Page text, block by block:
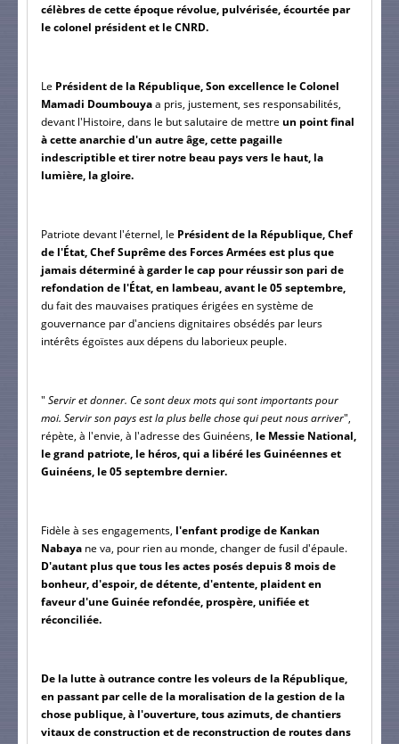
célèbres de cette époque révolue, pulvérisée, écourtée par
le colonel président et le CNRD.
Le Président de la République, Son excellence le Colonel
Mamadi Doumbouya a pris, justement, ses responsabilités,
devant l'Histoire, dans le but salutaire de mettre un point final
à cette anarchie d'un autre âge, cette pagaille
indescriptible et tirer notre beau pays vers le haut, la
lumière, la gloire.
Patriote devant l'éternel, le Président de la République, Chef
de l'État, Chef Suprême des Forces Armées est plus que
jamais déterminé à garder le cap pour réussir son pari de
refondation de l'État, en lambeau, avant le 05 septembre,
du fait des mauvaises pratiques érigées en système de
gouvernance par d'anciens dignitaires obsédés par leurs
intérêts égoïstes aux dépens du laborieux peuple.
" Servir et donner. Ce sont deux mots qui sont importants pour
moi. Servir son pays est la plus belle chose qui peut nous arriver",
répète, à l'envie, à l'adresse des Guinéens, le Messie National,
le grand patriote, le héros, qui a libéré les Guinéennes et
Guinéens, le 05 septembre dernier.
Fidèle à ses engagements, l'enfant prodige de Kankan
Nabaya ne va, pour rien au monde, changer de fusil d'épaule.
D'autant plus que tous les actes posés depuis 8 mois de
bonheur, d'espoir, de détente, d'entente, plaident en
faveur d'une Guinée refondée, prospère, unifiée et
réconciliée.
De la lutte à outrance contre les voleurs de la République,
en passant par celle de la moralisation de la gestion de la
chose publique, à l'ouverture, tous azimuts, de chantiers
vitaux de construction et de reconstruction de routes dans